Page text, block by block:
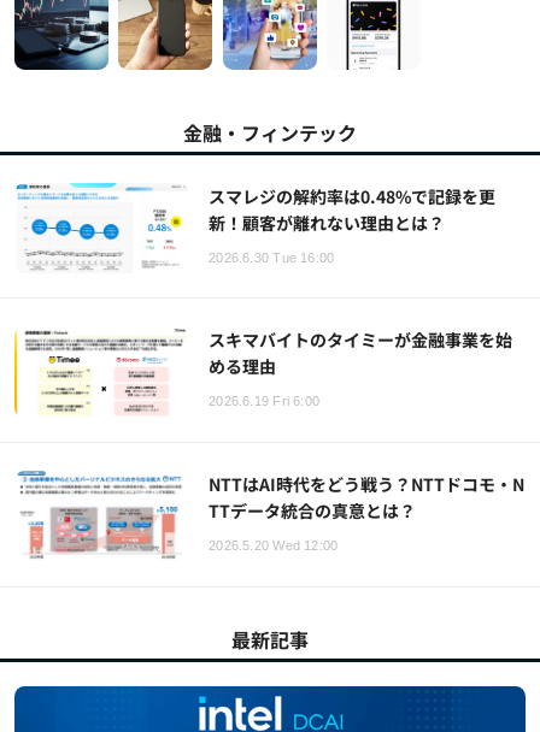
金融・フィンテック
スマレジの解約率は0.48%で記録を更
新！顧客が離れない理由とは？
2026.6.30 Tue 16:00
スキマバイトのタイミーが金融事業を始
める理由
2026.6.19 Fri 6:00
NTTはAI時代をどう戦う？NTTドコモ・N
TTデータ統合の真意とは？
2026.5.20 Wed 12:00
最新記事